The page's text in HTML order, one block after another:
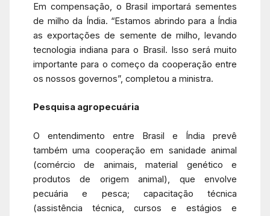
Em compensação, o Brasil importará sementes
de milho da Índia. “Estamos abrindo para a Índia
as exportações de semente de milho, levando
tecnologia indiana para o Brasil. Isso será muito
importante para o começo da cooperação entre
os nossos governos”, completou a ministra.
Pesquisa agropecuária
O entendimento entre Brasil e Índia prevê
também uma cooperação em sanidade animal
(comércio de animais, material genético e
produtos de origem animal), que envolve
pecuária e pesca; capacitação técnica
(assistência técnica, cursos e estágios e